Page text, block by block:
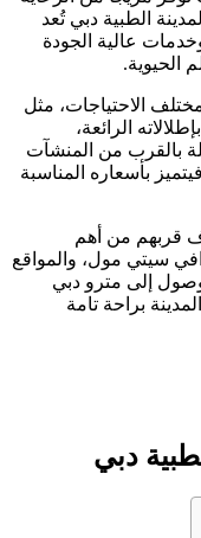
الطبية دبي تُعد
عالية الجودة
الحيوية.
الاحتياجات، مثل
الرائعة،
بالقرب من المنشآت
بأسعاره المناسبة
قربهم من أهم
سيتي مول، والمواقع
إلى مترو دبي
براحة تامة
دبي